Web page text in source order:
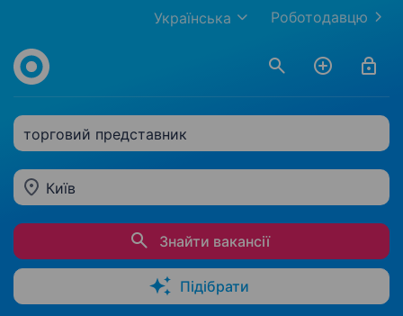
Роботодавцю
Українська
торговий представник
Київ
Знайти вакансії
Підібрати